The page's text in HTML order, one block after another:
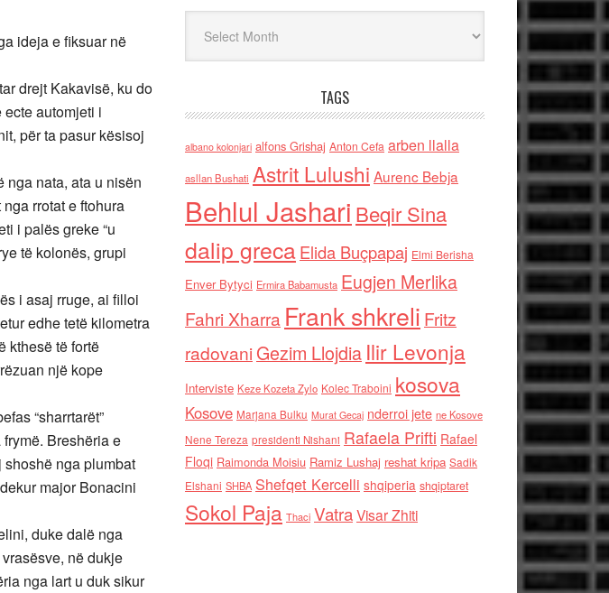
ideja e fiksuar në
drejt Kakavisë, ku do
automjeti i
për ta pasur kësisoj
nga nata, ata u nisën
rrotat e ftohura
i palës greke “u
të kolonës, grupi
i asaj rruge, ai filloi
edhe tetë kilometra
kthesë të fortë
një kope
“sharrtarët”
Breshëria e
nga plumbat
major Bonacini
duke dalë nga
në dukje
nga lart u duk sikur
TAGS
albano kolonjari alfons Grishaj Anton Cefa arben llalla
asllan Bushati Astrit Lulushi Aurenc Bebja
Behlul Jashari Beqir Sina
dalip grecaElida Buçpapaj Elmi Berisha
Enver Bytyci Ermira Babamusta Eugjen Merlika
Fahri Xharra Frank shkreli Fritz
radovaniGezim Llojdia Ilir Levonja
Interviste Keze Kozeta Zylo Kolec Traboini kosova
Kosove Marjana Bulku Murat Gecaj nderroi jete ne Kosove
Nene Tereza presidenti Nishani Rafaela Prifti Rafael
Floqi Raimonda Moisiu Ramiz Lushaj reshat kripa Sadik
Elshani SHBA Shefqet Kercelli shqiperia shqiptaret
Sokol Paja Thaci VatraVisar Zhiti